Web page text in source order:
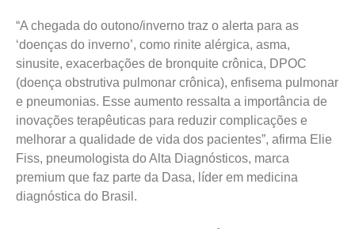
“A chegada do outono/inverno traz o alerta para as
‘doenças do inverno’, como rinite alérgica, asma,
sinusite, exacerbações de bronquite crônica, DPOC
(doença obstrutiva pulmonar crônica), enfisema pulmonar
e pneumonias. Esse aumento ressalta a importância de
inovações terapêuticas para reduzir complicações e
melhorar a qualidade de vida dos pacientes”, afirma Elie
Fiss, pneumologista do Alta Diagnósticos, marca
premium que faz parte da Dasa, líder em medicina
diagnóstica do Brasil.